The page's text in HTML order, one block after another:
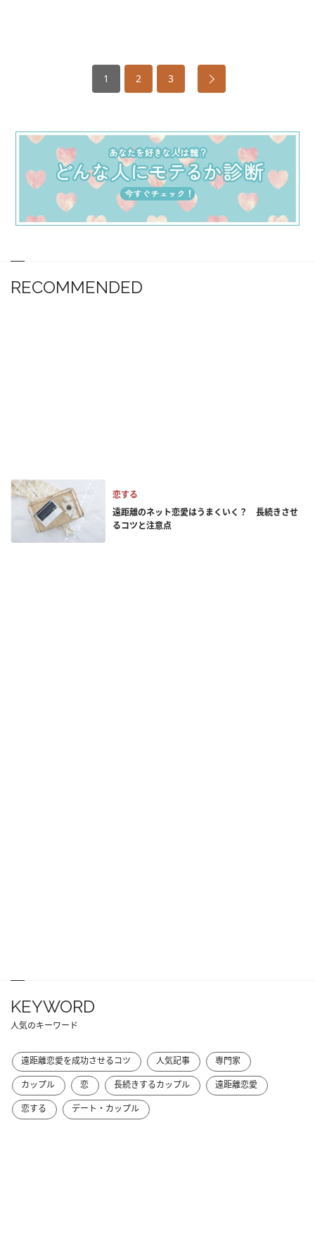
1 2 3
RECOMMENDED
恋する
遠距離のネット恋愛はうまくいく？ 長続きさせ
るコツと注意点
KEYWORD
人気のキーワード
遠距離恋愛を成功させるコツ 人気記事
専門家
カップル
恋 長続きするカップル
遠距離恋愛
恋する
デート・カップル